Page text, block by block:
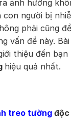
ảnh hưởng
người bị
phải cũng
vấn đề này.
thiệu đến bạn
hiệu quả nhất.
treo tườngđộc